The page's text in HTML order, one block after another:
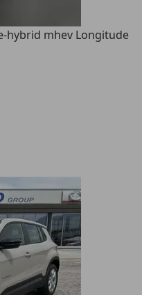
hybrid mhev Longitude